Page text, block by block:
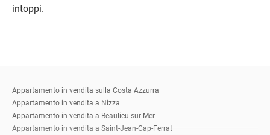
intoppi.
Appartamento in vendita sulla Costa Azzurra
Appartamento in vendita a Nizza
Appartamento in vendita a Beaulieu-sur-Mer
Appartamento in vendita a Saint-Jean-Cap-Ferrat